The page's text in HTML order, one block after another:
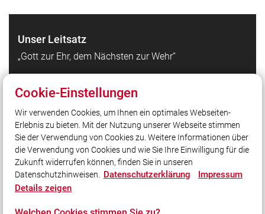
Unser Leitsatz
„Gott zur Ehr, dem Nächsten zur Wehr“
Quicklinks
Kraiburg
Facebook
Instagram
Social Media
Cookie-Einstellungen
Wir verwenden Cookies, um Ihnen ein optimales Webseiten-
Erlebnis zu bieten. Mit der Nutzung unserer Webseite stimmen
Sie der Verwendung von Cookies zu. Weitere Informationen über
die Verwendung von Cookies und wie Sie Ihre Einwilligung für die
Zukunft widerrufen können, finden Sie in unseren
Datenschutzhinweisen. Datenschutzerklärung
Impressum
Details zeigen